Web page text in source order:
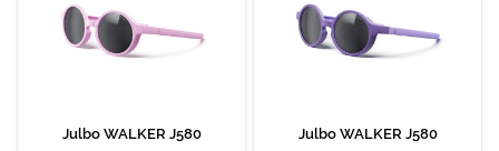
Julbo WALKER J580 Julbo WALKER J580